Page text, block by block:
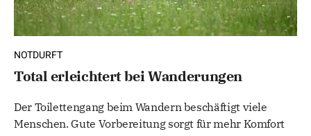
NOTDURFT
Total erleichtert bei Wanderungen
Der Toilettengang beim Wandern beschäftigt viele
Menschen. Gute Vorbereitung sorgt für mehr Komfort